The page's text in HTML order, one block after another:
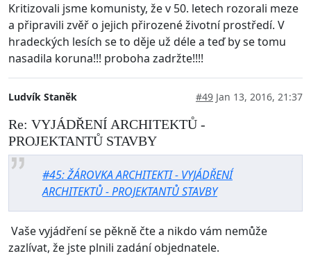
Kritizovali jsme komunisty, že v 50. letech rozorali meze
a připravili zvěř o jejich přirozené životní prostředí. V
hradeckých lesích se to děje už déle a teď by se tomu
nasadila koruna!!! proboha zadržte!!!!
Ludvík Staněk #49 Jan 13, 2016, 21:37
Re: VYJÁDŘENÍ ARCHITEKTŮ -
PROJEKTANTŮ STAVBY
#45: ŽÁROVKA ARCHITEKTI - VYJÁDŘENÍ
ARCHITEKTŮ - PROJEKTANTŮ STAVBY
Vaše vyjádření se pěkně čte a nikdo vám nemůže
zazlívat, že jste plnili zadání objednatele.